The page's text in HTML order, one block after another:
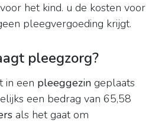
het kind. u de kosten voor
pleegvergoeding krijgt.
pleegzorg?
in een pleeggezin geplaats
een bedrag van 65,58
als het gaat om